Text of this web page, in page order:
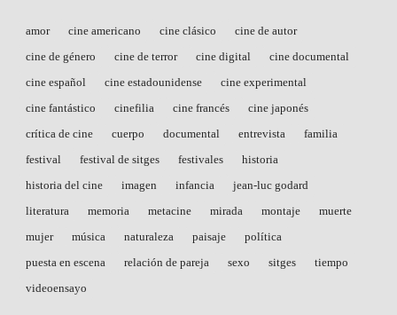
amor cine americano cine clásico
cine de autor
cine de género
cine de terror cine digital
cine documental
cine español
cine estadounidense
cine experimental
cine fantástico
cinefilia cine francés
cine japonés
crítica de cine
cuerpo documental entrevista
familia
festival
festival de sitges festivales
historia
historia del cine
imagen infancia
jean-luc godard
literatura
memoria metacine mirada montaje
muerte
mujer
música naturaleza paisaje
política
puesta en escena
relación de pareja sexo sitges
tiempo
videoensayo